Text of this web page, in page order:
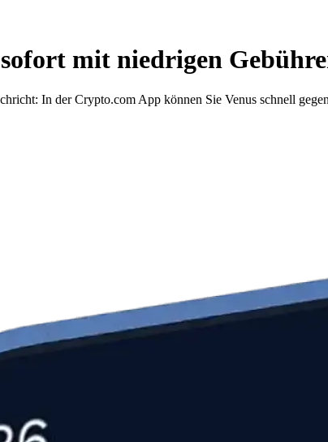
sofort mit niedrigen
In der Crypto.com App können Sie Venus schnell